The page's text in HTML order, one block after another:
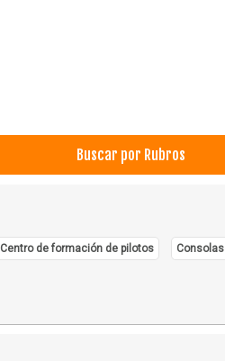
Buscar por Rubros
Centro de formación de pilotos Consolas